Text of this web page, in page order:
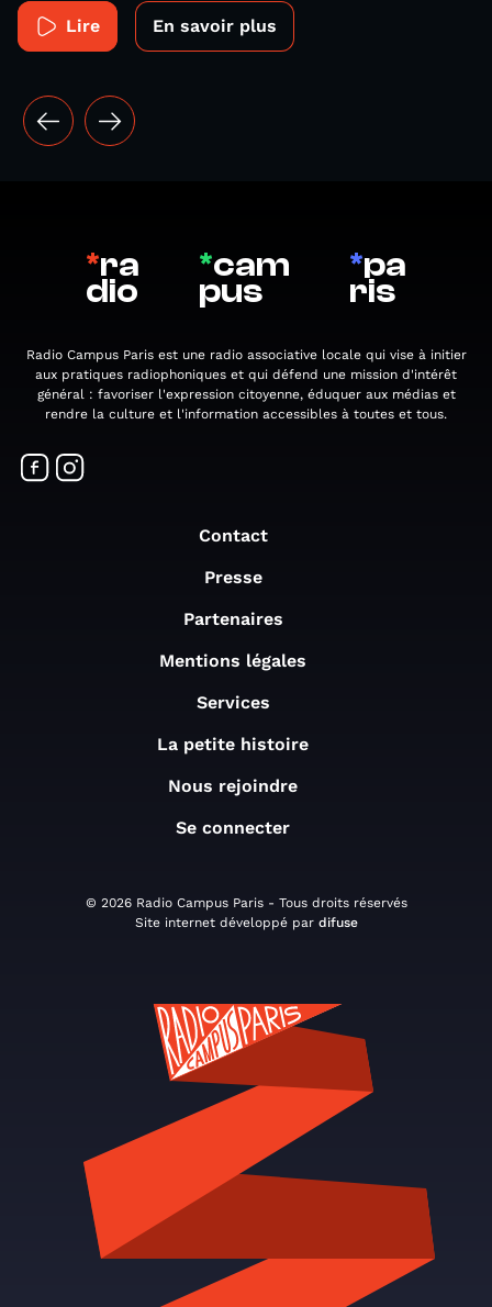
Lire En savoir plus
*ra
dio
*cam
pus
*pa
ris
Radio Campus Paris est une radio associative locale qui vise à initier
aux pratiques radiophoniques et qui défend une mission d'intérêt
général : favoriser l'expression citoyenne, éduquer aux médias et
rendre la culture et l'information accessibles à toutes et tous.
Contact
Presse
Partenaires
Mentions légales
Services
La petite histoire
Nous rejoindre
Se connecter
© 2026 Radio Campus Paris - Tous droits réservés
Site internet développé par difuse